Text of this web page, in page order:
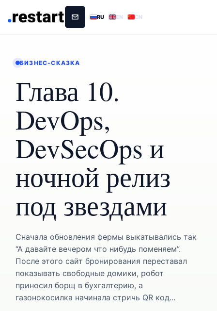
RU EN CN
БИЗНЕС-СКАЗКА
Глава 10.
DevOps,
DevSecOps и
ночной релиз
под звездами
Сначала обновления фермы выкатывались так
“А давайте вечером что нибудь поменяем”.
После этого сайт бронирования переставал
показывать свободные домики, робот
приносил борщ в бухгалтерию, а
газонокосилка начинала стричь QR код...